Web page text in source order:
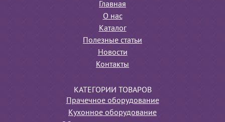
Главная
О нас
Каталог
Полезные статьи
Новости
Контакты
КАТЕГОРИИ ТОВАРОВ
Прачечное оборудование
Кухонное оборудование